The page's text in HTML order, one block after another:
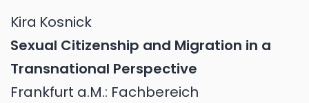
Kira Kosnick
Sexual Citizenship and Migration in a
Transnational Perspective
Frankfurt a.M.: Fachbereich